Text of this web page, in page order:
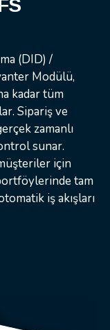
(DID) /
Modülü,
kadar tüm
Sipariş ve
zamanlı
sunar.
için
tam
iş akışları